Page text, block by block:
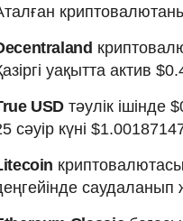
уақытта актив
USD тәулік
сәуір күні
саудаланып